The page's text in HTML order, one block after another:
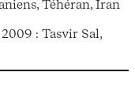
Téhéran, Iran
: Tasvir Sal,